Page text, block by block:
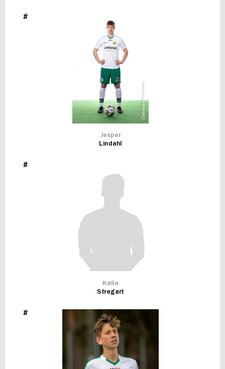
#
Jesper
Lindahl
#
Kalle
Stregart
#